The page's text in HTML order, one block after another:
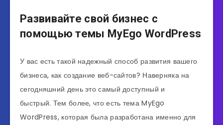
Развивайте свой бизнес с
помощью темы MyEgo WordPress
У вас есть такой надежный способ развития вашего
бизнеса, как создание веб-сайтов? Наверняка на
сегодняшний день это самый доступный и
быстрый. Тем более, что есть тема MyEgo
WordPress, которая была разработана именно для